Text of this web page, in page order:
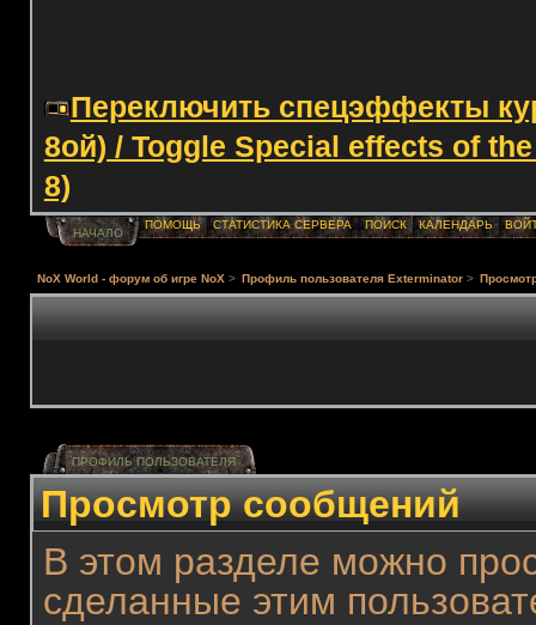
Переключить спецэффекты
8ой) / Toggle Special effects of
8)
НАЧАЛО
ПОМОЩЬ СТАТИСТИКА СЕРВЕРА ПОИСК КАЛЕНДАРЬ
NoX World - форум об игре NoX > Профиль пользователя Exterminator >
ПРОФИЛЬ ПОЛЬЗОВАТЕЛЯ
Просмотр сообщений
В этом разделе можно
сделанные этим